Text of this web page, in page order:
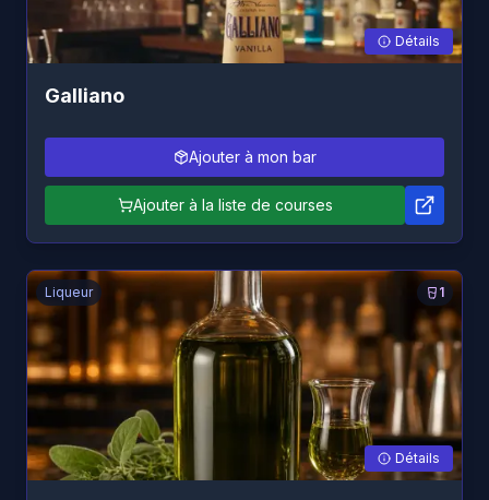
Détails
Galliano
Ajouter à mon bar
Ajouter à la liste de courses
1
Liqueur
Détails